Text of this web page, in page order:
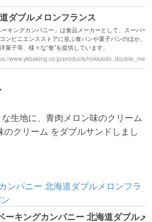
生地に、青肉メロン味のクリーム
のクリーム をダブルサンドしまし
ンパニー 北海道ダブルメロンフラ